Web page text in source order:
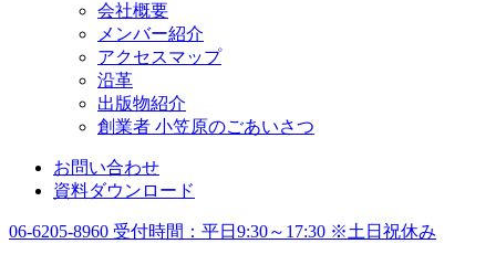
会社概要
メンバー紹介
アクセスマップ
沿革
出版物紹介
創業者 小笠原のごあいさつ
お問い合わせ
資料ダウンロード
06-6205-8960 受付時間： 平日9:30～17:30 ※土日祝休み